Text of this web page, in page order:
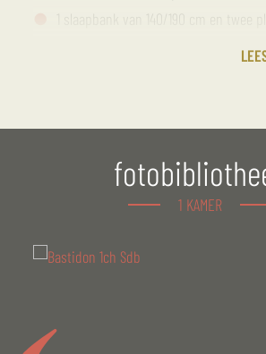
1 volledig ingerichte keuken met een
1 zithoek met een bank, een tafel en
Betegeld, overdekt terras met
Smart TV
1 KAMER